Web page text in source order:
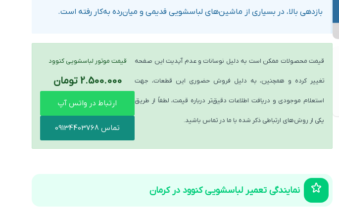
بازدهی بالا، در بسیاری از ماشین‌های لباسشویی قدیمی و میان‌رده به‌کار رفته است.
قیمت محصولات ممکن است به دلیل نوسانات و عدم آپدیت این صفحه
تغییر کرده و همچنین، به دلیل فروش حضوری این قطعات، جهت
استعلام موجودی و دریافت اطلاعات دقیق‌تر درباره قیمت، لطفاً از طریق
یکی از روش‌های ارتباطی ذکر شده با ما در تماس باشید.
قیمت موتور لباسشویی کنوود
2.500.000 تومان
ارتباط در واتس آپ
تماس 09134403768
نمایندگی تعمیر لباسشویی کنوود در کرمان